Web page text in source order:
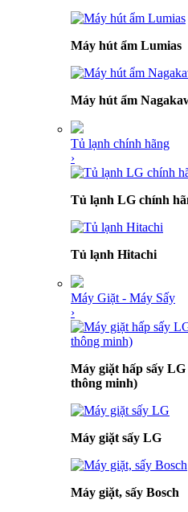
Máy hút ẩm Lumias
Máy hút ẩm
Tủ lạnh chính hãng
›
Tủ lạnh LG chính
Tủ lạnh Hitachi
Máy Giặt - Máy Sấy
›
Máy giặt hấp sấy
thông minh)
Máy giặt sấy LG
Máy giặt, sấy Bosch